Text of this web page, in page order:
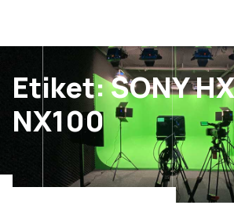
Etiket:SONY
NX100